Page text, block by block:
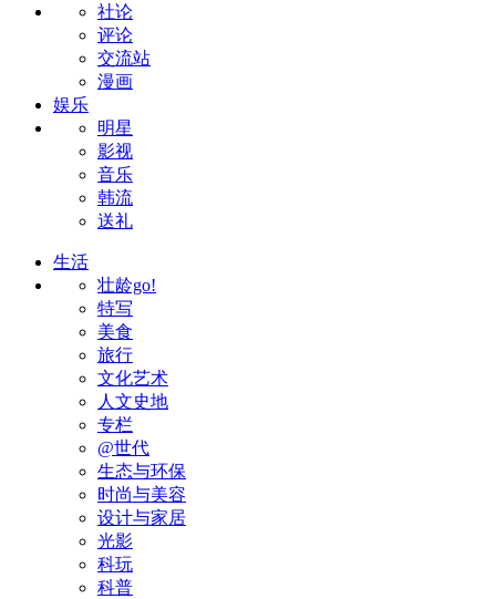
社论
评论
交流站
漫画
娱乐
明星
影视
音乐
韩流
送礼
生活
壮龄go!
特写
美食
旅行
文化艺术
人文史地
专栏
@世代
生态与环保
时尚与美容
设计与家居
光影
科玩
科普